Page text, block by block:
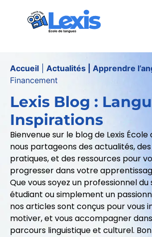
Accueil Actualités | Apprendre
Financement
Lexis Blog :
Inspirations​
Bienvenue sur le blog de Lexis École
nous partageons des actualités,
pratiques, et des ressources pour
progresser dans votre
Que vous soyez un professionnel
étudiant ou simplement un
nos articles sont conçus pour vous
motiver, et vous accompagner
parcours linguistique et culturel.